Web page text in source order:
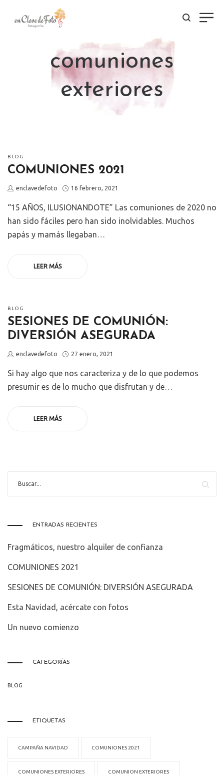
comuniones
exteriores
POSTED
IN
BLOG
COMUNIONES 2021
by
enclavedefoto
Posted
16 febrero, 2021
“15 AÑOS, ILUSIONANDOTE” Las comuniones de 2020 no
han sido fáciles pero han sido inolvidables. Muchos
papás y mamás llegaban…
LEER MÁS
POSTED
IN
BLOG
SESIONES DE COMUNIÓN:
DIVERSIÓN ASEGURADA
by
enclavedefoto
Posted
27 enero, 2021
Si hay algo que nos caracteriza y de lo que podemos
presumir es de lo mucho que disfrutan y de…
LEER MÁS
ENTRADAS RECIENTES
Fragmáticos, nuestro alquiler de confianza
COMUNIONES 2021
SESIONES DE COMUNIÓN: DIVERSIÓN ASEGURADA
Esta Navidad, acércate con fotos
Un nuevo comienzo
CATEGORÍAS
BLOG
ETIQUETAS
CAMPAÑA NAVIDAD COMUNIONES 2021
COMUNIONES EXTERIORES COMUNION EXTERIORES